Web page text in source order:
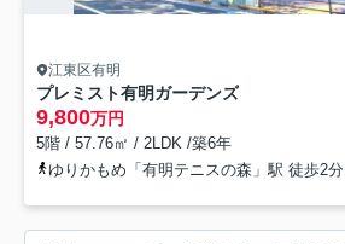
江東区有明
プレミスト有明ガーデンズ
9,800万円
5階 / 57.76㎡ / 2LDK /築6年
ゆりかもめ「有明テニスの森」駅 徒歩2分